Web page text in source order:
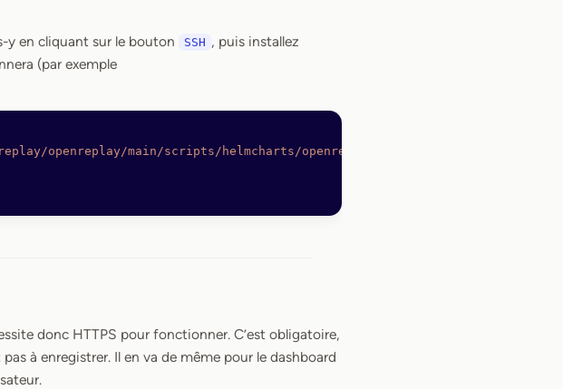
y en cliquant sur le bouton SSH , puis installez
(par exemple
openreplay/main/scripts/helmcharts/openreplay-cli
donc HTTPS pour fonctionner. C’est obligatoire,
à enregistrer. Il en va de même pour le dashboard